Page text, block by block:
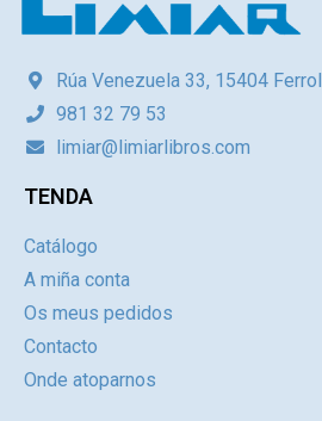
Rúa Venezuela 33, 15404 Ferrol
981 32 79 53
limiar@limiarlibros.com
TENDA
Catálogo
A miña conta
Os meus pedidos
Contacto
Onde atoparnos